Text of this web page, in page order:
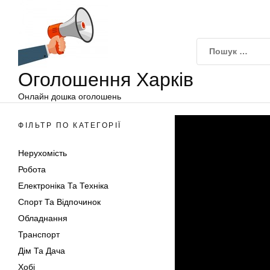
Оголошення Харків
Онлайн дошка оголошень
ФІЛЬТР ПО КАТЕГОРІЇ
Нерухомість
Робота
Електроніка Та Техніка
Спорт Та Відпочинок
Обладнання
Транспорт
Дім Та Дача
Хобі